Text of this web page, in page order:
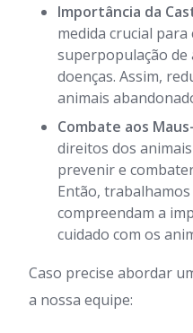
Importância da
medida crucial
superpopulação
doenças. Assim,
animais
Combate aos
direitos dos
prevenir e
Então,
compreendam a
cuidado com os
Caso precise abordar
a nossa equipe: